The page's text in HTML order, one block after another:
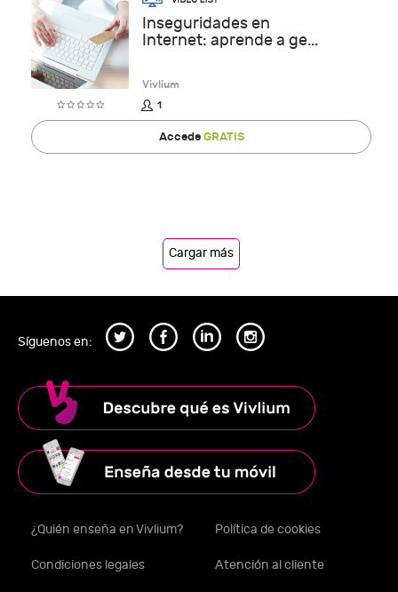
Inseguridades en
Internet: aprende a ge...
Vivlium
1
AccedeGRATIS
Cargar más
Síguenos en:
¿Quién enseña en Vivlium? Política de cookies
Condiciones legales Atención al cliente